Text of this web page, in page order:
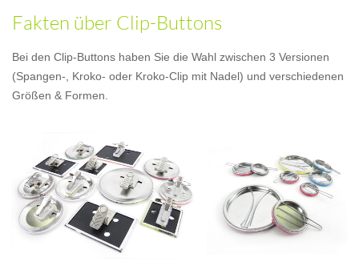
Fakten über Clip-Buttons
Bei den Clip-Buttons haben Sie die Wahl zwischen 3 Versionen
(Spangen-, Kroko- oder Kroko-Clip mit Nadel) und verschiedenen
Größen & Formen.